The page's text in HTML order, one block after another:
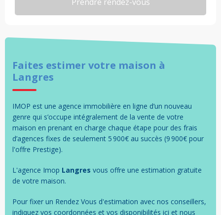
Faites estimer votre maison à
Langres
IMOP est une agence immobilière en ligne d’un nouveau
genre qui s’occupe intégralement de la vente de votre
maison en prenant en charge chaque étape pour des frais
d’agences fixes de seulement 5 900€ au succès (9 900€ pour
l'offre Prestige).
L'agence Imop Langres vous offre une estimation gratuite
de votre maison.
Pour fixer un Rendez Vous d'estimation avec nos conseillers,
indiquez vos coordonnées et vos disponibilités ici et nous